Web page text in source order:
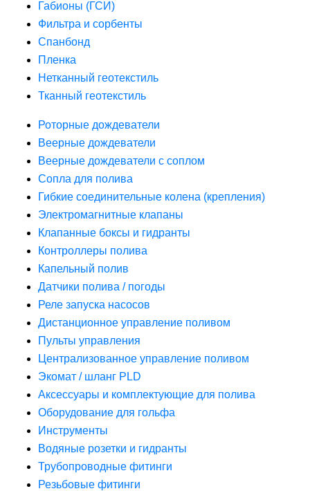
Габионы (ГСИ)
Фильтра и сорбенты
Спанбонд
Пленка
Нетканный геотекстиль
Тканный геотекстиль
Роторные дождеватели
Веерные дождеватели
Веерные дождеватели с соплом
Сопла для полива
Гибкие соединительные колена (крепления)
Электромагнитные клапаны
Клапанные боксы и гидранты
Контроллеры полива
Капельный полив
Датчики полива / погоды
Реле запуска насосов
Дистанционное управление поливом
Пульты управления
Централизованное управление поливом
Экомат / шланг PLD
Аксессуары и комплектующие для полива
Оборудование для гольфа
Инструменты
Водяные розетки и гидранты
Трубопроводные фитинги
Резьбовые фитинги